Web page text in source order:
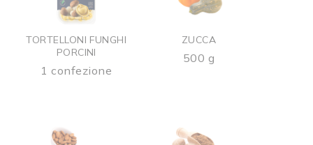
TORTELLONI FUNGHI
PORCINI
1 confezione
ZUCCA
500 g